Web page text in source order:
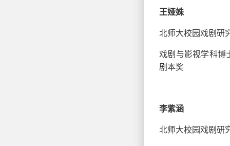
王娅姝
北师大校园戏剧研
戏剧与影视学科博
剧本奖
李紫涵
北师大校园戏剧研